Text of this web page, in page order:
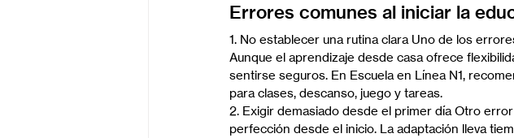
Errores comunes al iniciar la
1. No establecer una rutina clara Uno de los
Aunque el aprendizaje desde casa ofrece
sentirse seguros. En Escuela en Línea N1,
para clases, descanso, juego y tareas.
2. Exigir demasiado desde el primer día Otro
perfección desde el inicio. La adaptación lleva